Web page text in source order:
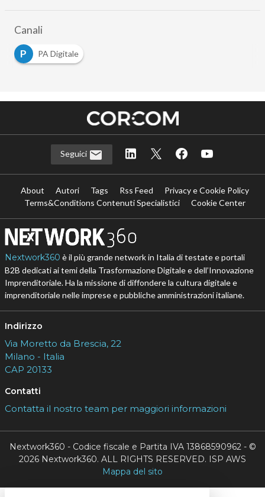
Canali
P
PA Digitale
Seguici
About Autori Tags Rss Feed
Privacy e Cookie Policy
Terms&Conditions Contenuti Specialistici
Cookie Center
Nextwork360 è il più grande network in Italia di testate e portali
B2B dedicati ai temi della Trasformazione Digitale e dell’Innovazione
Imprenditoriale. Ha la missione di diffondere la cultura digitale e
imprenditoriale nelle imprese e pubbliche amministrazioni italiane.
Indirizzo
Via Moretto da Brescia, 22
Milano - Italia
CAP 20133
Contatti
Contatta il nostro team per maggiori informazioni
Nextwork360 - Codice fiscale e Partita IVA 13868590962 - ©
2026 Nextwork360. ALL RIGHTS RESERVED. ISP AWS
Mappa del sito